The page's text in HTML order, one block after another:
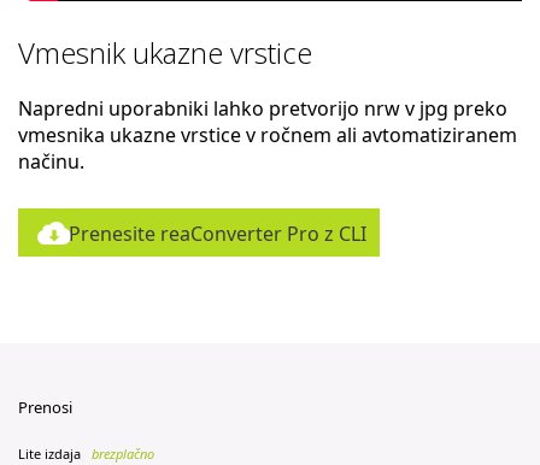
Vmesnik ukazne vrstice
Napredni uporabniki lahko pretvorijo nrw v jpg preko
vmesnika ukazne vrstice v ročnem ali avtomatiziranem
načinu.
Prenesite reaConverter Pro z CLI
Prenosi
Lite izdaja brezplačno